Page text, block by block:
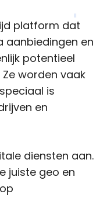
platform dat
aanbiedingen en
potentieel
worden vaak
is
en
diensten aan.
juiste geo en